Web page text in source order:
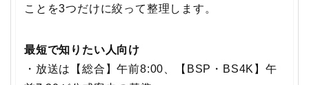
ことを3つだけに絞って整理します。
最短で知りたい人向け
・放送は【総合】午前8:00、【BSP・BS4K】午